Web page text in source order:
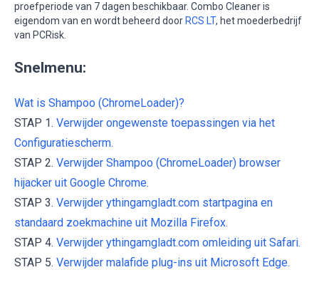
proefperiode van 7 dagen beschikbaar. Combo Cleaner is
eigendom van en wordt beheerd door RCS LT, het moederbedrijf
van PCRisk.
Snelmenu:
Wat is Shampoo (ChromeLoader)?
STAP 1. Verwijder ongewenste toepassingen via het
Configuratiescherm.
STAP 2. Verwijder Shampoo (ChromeLoader) browser
hijacker uit Google Chrome.
STAP 3. Verwijder ythingamgladt.com startpagina en
standaard zoekmachine uit Mozilla Firefox.
STAP 4. Verwijder ythingamgladt.com omleiding uit Safari.
STAP 5. Verwijder malafide plug-ins uit Microsoft Edge.